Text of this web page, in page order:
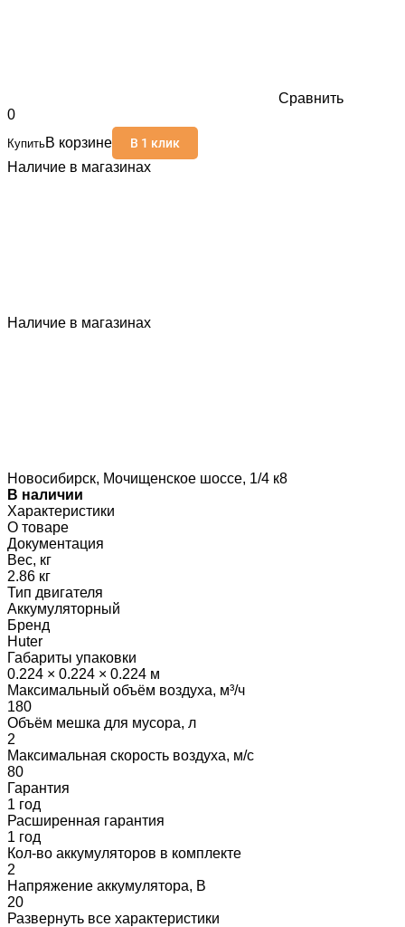
Сравнить
0
КупитьВ корзине В 1 клик
Наличие в магазинах
Наличие в магазинах
Новосибирск, Мочищенское шоссе, 1/4 к8
В наличии
Характеристики
О товаре
Документация
Вес, кг
2.86 кг
Тип двигателя
Аккумуляторный
Бренд
Huter
Габариты упаковки
0.224 × 0.224 × 0.224 м
Максимальный объём воздуха, м³/ч
180
Объём мешка для мусора, л
2
Максимальная скорость воздуха, м/с
80
Гарантия
1 год
Расширенная гарантия
1 год
Кол-во аккумуляторов в комплекте
2
Напряжение аккумулятора, В
20
Развернуть все характеристики